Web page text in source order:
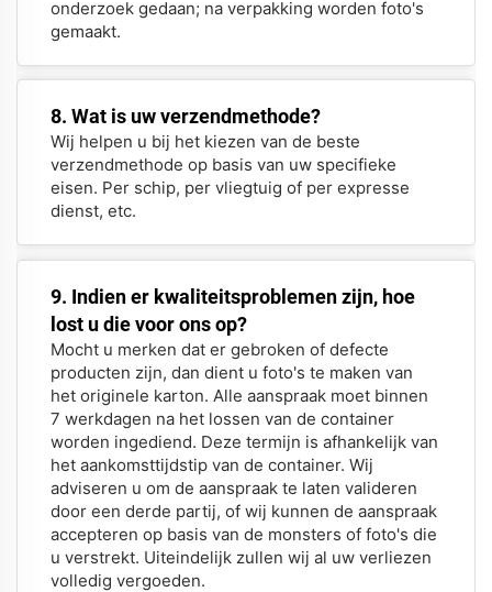
onderzoek gedaan; na verpakking worden foto's
gemaakt.
8. Wat is uw verzendmethode?
Wij helpen u bij het kiezen van de beste
verzendmethode op basis van uw specifieke
eisen. Per schip, per vliegtuig of per expresse
dienst, etc.
9. Indien er kwaliteitsproblemen zijn, hoe
lost u die voor ons op?
Mocht u merken dat er gebroken of defecte
producten zijn, dan dient u foto's te maken van
het originele karton. Alle aanspraak moet binnen
7 werkdagen na het lossen van de container
worden ingediend. Deze termijn is afhankelijk van
het aankomsttijdstip van de container. Wij
adviseren u om de aanspraak te laten valideren
door een derde partij, of wij kunnen de aanspraak
accepteren op basis van de monsters of foto's die
u verstrekt. Uiteindelijk zullen wij al uw verliezen
volledig vergoeden.